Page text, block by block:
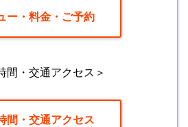
ー・料金・ご予約
間・交通アクセス＞
間・交通アクセス